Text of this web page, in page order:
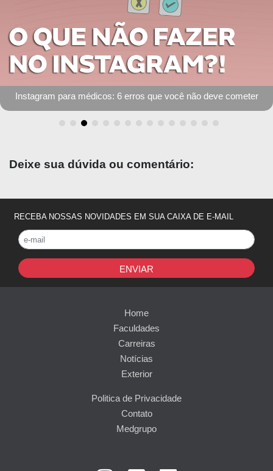
TBL: método de aprendizagem ativa
Deixe sua dúvida ou comentário:
RECEBA NOSSAS NOVIDADES EM SUA CAIXA DE E-MAIL
ENVIAR
Home
Faculdades
Carreiras
Notícias
Exterior
Politica de Privacidade
Contato
Medgrupo